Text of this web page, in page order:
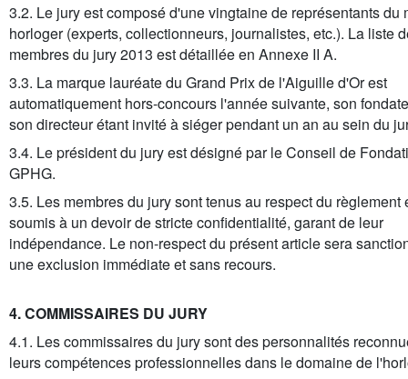
3.2. Le jury est composé d'une vingtaine de représentants du
horloger (experts, collectionneurs, journalistes, etc.). La liste
membres du jury 2013 est détaillée en Annexe II A.
3.3. La marque lauréate du Grand Prix de l'Aiguille d'Or est
automatiquement hors-concours l'année suivante, son
son directeur étant invité à siéger pendant un an au sein du
3.4. Le président du jury est désigné par le Conseil de
GPHG.
3.5. Les membres du jury sont tenus au respect du règlement
soumis à un devoir de stricte confidentialité, garant de leur
indépendance. Le non-respect du présent article sera
une exclusion immédiate et sans recours.
4. COMMISSAIRES DU JURY
4.1. Les commissaires du jury sont des personnalités
leurs compétences professionnelles dans le domaine de